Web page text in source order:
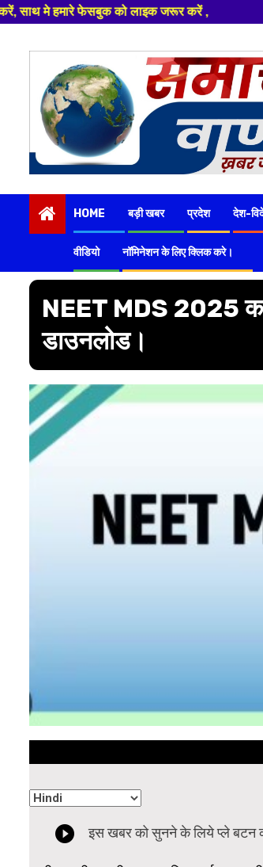
लाइक जरूर करें ,
content
HOME बड़ी खबर प्रदेश देश-
वीडियो नॉमिनेशन के लिए क्लिक करे।
NEET MDS 2025 का
डाउनलोड।